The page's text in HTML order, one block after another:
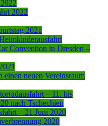
2022
2021
Convention in Dresden –
einen neuen Vereinsraum
– 11. bis
nach Tschechien
– 21.Juni 2020
2020